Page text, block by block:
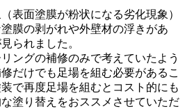
表面塗膜が粉状になる劣化現象）
膜の剥がれや外壁材の浮きがあ
られました。
ングの補修のみで考えていたよう
だけでも足場を組む必要があるこ
で再度足場を組むとコスト的にも
塗り替えをおススメさせていただ